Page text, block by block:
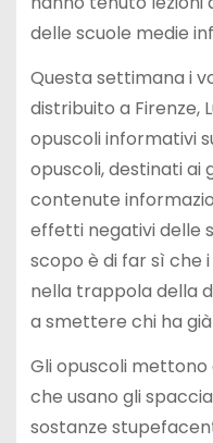
delle scuole medie
Questa settimana i
distribuito a Firenze,
opuscoli informativi
opuscoli, destinati ai
contenute
effetti negativi delle
scopo è di far sì che
nella trappola della
a smettere chi ha
Gli opuscoli mettono
che usano gli
sostanze